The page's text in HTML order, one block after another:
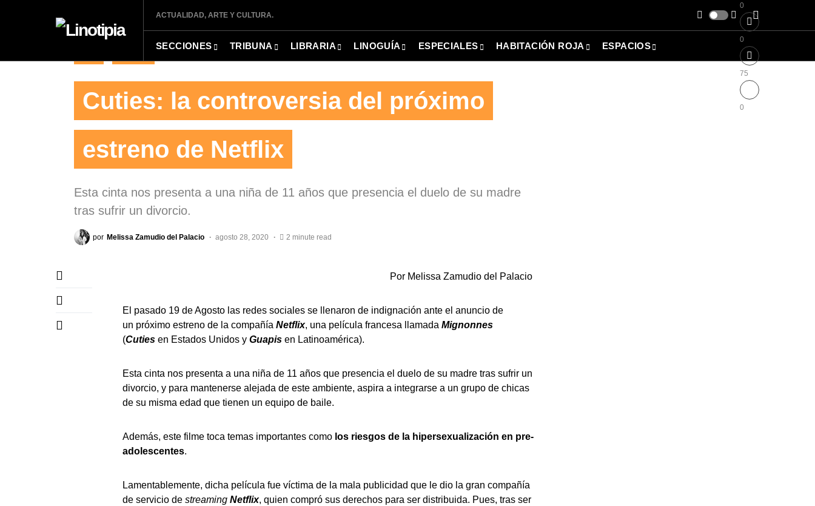
ACTUALIDAD, ARTE Y CULTURA.
SECCIONES TRIBUNA LIBRARIA LINOGUÍA ESPECIALES HABITACIÓN ROJA ESPACIOS
0
0
75
0
Cuties: la controversia del próximo
estreno de Netflix
Esta cinta nos presenta a una niña de 11 años que presencia el duelo de su madre
tras sufrir un divorcio.
por Melissa Zamudio del Palacio agosto 28, 2020 2 minute read
Por Melissa Zamudio del Palacio
El pasado 19 de Agosto las redes sociales se llenaron de indignación ante el anuncio de
un próximo estreno de la compañía Netflix, una película francesa llamada Mignonnes
(Cuties en Estados Unidos y Guapis en Latinoamérica).
Esta cinta nos presenta a una niña de 11 años que presencia el duelo de su madre tras sufrir un
divorcio, y para mantenerse alejada de este ambiente, aspira a integrarse a un grupo de chicas
de su misma edad que tienen un equipo de baile.
Además, este filme toca temas importantes como los riesgos de la hipersexualización en pre-
adolescentes.
Lamentablemente, dicha película fue víctima de la mala publicidad que le dio la gran compañía
de servicio de streaming Netflix, quien compró sus derechos para ser distribuida. Pues, tras ser